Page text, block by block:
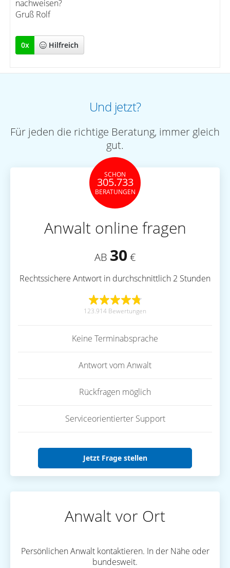
nachweisen?
Gruß Rolf
0x Hilfreich
Und jetzt?
Für jeden die richtige Beratung, immer gleich
gut.
SCHON
305.733
BERATUNGEN
Anwalt online fragen
AB 30 €
Rechtssichere Antwort in durchschnittlich 2 Stunden
123.914 Bewertungen
Keine Terminabsprache
Antwort vom Anwalt
Rückfragen möglich
Serviceorientierter Support
Jetzt Frage stellen
Anwalt vor Ort
Persönlichen Anwalt kontaktieren. In der Nähe oder
bundesweit.